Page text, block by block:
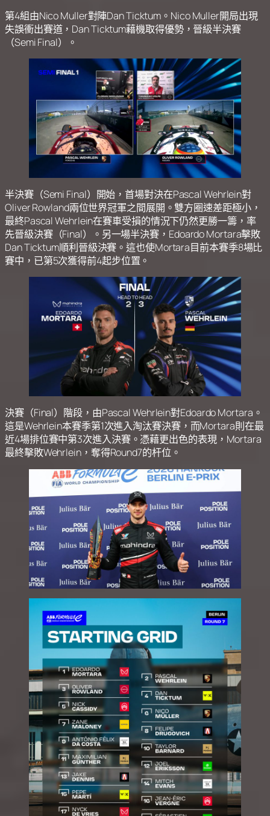
第4組由Nico Muller對陣Dan Ticktum。Nico Muller開局出現
失誤衝出賽道，Dan Ticktum藉機取得優勢，晉級半決賽
（Semi Final）。
半決賽（Semi Final）開始，首場對決在Pascal Wehrlein對
Oliver Rowland兩位世界冠軍之間展開。雙方圈速差距極小，
最終Pascal Wehrlein在賽車受損的情況下仍然更勝一籌，率
先晉級決賽（Final）。另一場半決賽，Edoardo Mortara擊敗
Dan Ticktum順利晉級決賽。這也使Mortara目前本賽季8場比
賽中，已第5次獲得前4起步位置。
決賽（Final）階段，由Pascal Wehrlein對Edoardo Mortara。
這是Wehrlein本賽季第1次進入淘汰賽決賽，而Mortara則在最
近4場排位賽中第3次進入決賽。憑藉更出色的表現，Mortara
最終擊敗Wehrlein，奪得Round7的杆位。